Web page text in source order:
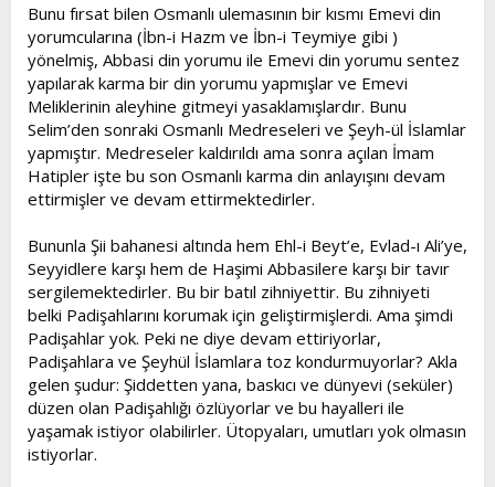
Bunu fırsat bilen Osmanlı ulemasının bir kısmı Emevi din
yorumcularına (İbn-i Hazm ve İbn-i Teymiye gibi )
yönelmiş, Abbasi din yorumu ile Emevi din yorumu sentez
yapılarak karma bir din yorumu yapmışlar ve Emevi
Meliklerinin aleyhine gitmeyi yasaklamışlardır. Bunu
Selim’den sonraki Osmanlı Medreseleri ve Şeyh-ül İslamlar
yapmıştır. Medreseler kaldırıldı ama sonra açılan İmam
Hatipler işte bu son Osmanlı karma din anlayışını devam
ettirmişler ve devam ettirmektedirler.
Bununla Şii bahanesi altında hem Ehl-i Beyt’e, Evlad-ı Ali’ye,
Seyyidlere karşı hem de Haşimi Abbasilere karşı bir tavır
sergilemektedirler. Bu bir batıl zihniyettir. Bu zihniyeti
belki Padişahlarını korumak için geliştirmişlerdi. Ama şimdi
Padişahlar yok. Peki ne diye devam ettiriyorlar,
Padişahlara ve Şeyhül İslamlara toz kondurmuyorlar? Akla
gelen şudur: Şiddetten yana, baskıcı ve dünyevi (seküler)
düzen olan Padişahlığı özlüyorlar ve bu hayalleri ile
yaşamak istiyor olabilirler. Ütopyaları, umutları yok olmasın
istiyorlar.